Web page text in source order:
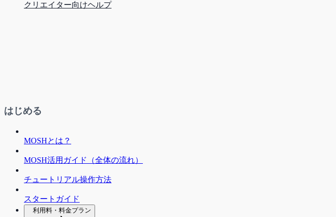
クリエイター向けヘルプ
はじめる
MOSHとは？
MOSH活用ガイド（全体の流れ）
チュートリアル操作方法
スタートガイド
利用料・料金プラン